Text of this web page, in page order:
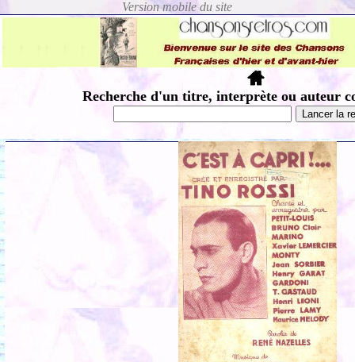
Recherche d'un titre, interprète ou auteur